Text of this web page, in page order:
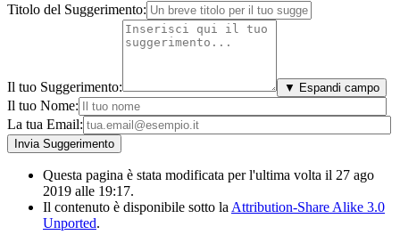
Titolo del Suggerimento:
Il tuo Suggerimento: ▼ Espandi campo
Il tuo Nome:
La tua Email:
Questa pagina è stata modificata per l'ultima volta il 27 ago
2019 alle 19:17.
Il contenuto è disponibile sotto la Attribution-Share Alike 3.0
Unported.